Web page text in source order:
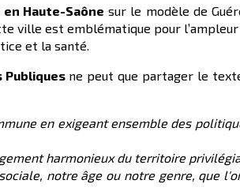
en Haute-Saône sur le modèle de
ville est emblématique pour
et la santé.
Publiquesne peut que partager le
en exigeant ensemble des
harmonieux du territoire
notre âge ou notre genre, que